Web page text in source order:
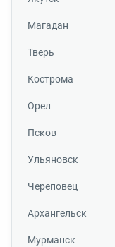
Магадан
Тверь
Кострома
Орел
Псков
Ульяновск
Череповец
Архангельск
Мурманск